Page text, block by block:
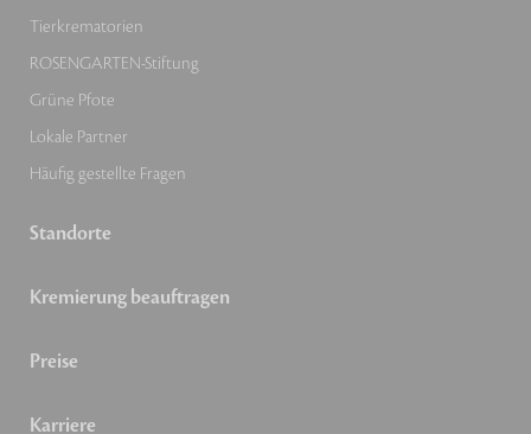
Tierkrematorien
ROSENGARTEN-Stiftung
Grüne Pfote
Lokale Partner
Häufig gestellte Fragen
Standorte
Kremierung beauftragen
Preise
Karriere